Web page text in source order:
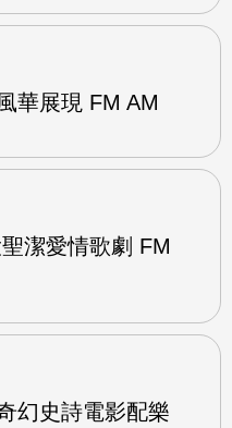
華展現 FM AM
潔愛情歌劇 FM
幻史詩電影配樂